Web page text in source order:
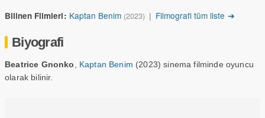
Bilinen Filmleri: Kaptan Benim (2023) | Filmografi tüm liste ➔
Biyografi
Beatrice Gnonko Kaptan Benim (2023) sinema filminde oyuncu
olarak bilinir.